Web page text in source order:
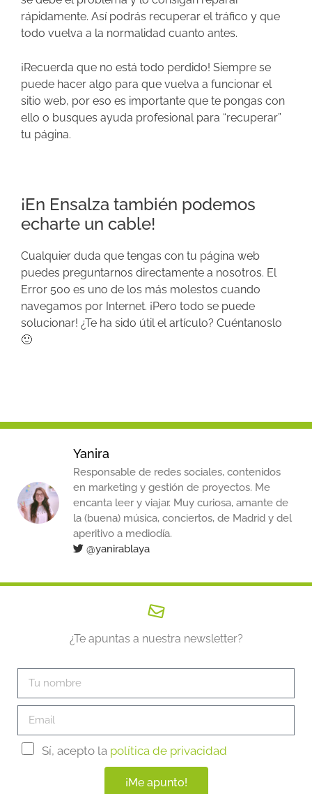
rápidamente. Así podrás recuperar el tráfico y que
todo vuelva a la normalidad cuanto antes.
¡Recuerda que no está todo perdido! Siempre se
puede hacer algo para que vuelva a funcionar el
sitio web, por eso es importante que te pongas con
ello o busques ayuda profesional para “recuperar”
tu página.
¡En Ensalza también podemos
echarte un cable!
Cualquier duda que tengas con tu página web
puedes preguntarnos directamente a nosotros. El
Error 500 es uno de los más molestos cuando
navegamos por Internet. ¡Pero todo se puede
solucionar! ¿Te ha sido útil el artículo? Cuéntanoslo
🙂
Yanira
Responsable de redes sociales, contenidos
en marketing y gestión de proyectos. Me
encanta leer y viajar. Muy curiosa, amante de
la (buena) música, conciertos, de Madrid y del
aperitivo a mediodía.
@yanirablaya
¿Te apuntas a nuestra newsletter?
Sí, acepto la política de privacidad
¡Me apunto!